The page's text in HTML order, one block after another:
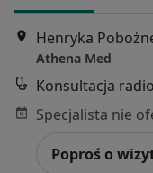
Henryka
Athena Med
Konsultacja
Poproś o